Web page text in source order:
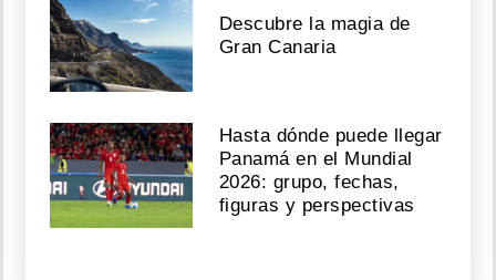
Descubre la magia de
Gran Canaria
Hasta dónde puede llegar
Panamá en el Mundial
2026: grupo, fechas,
figuras y perspectivas